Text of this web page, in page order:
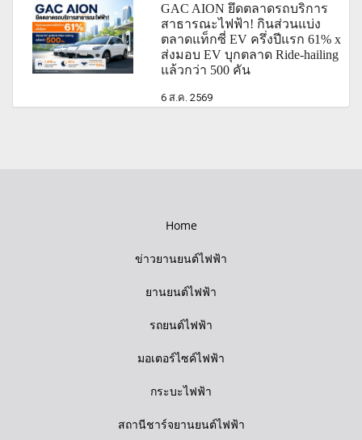
GAC AION ยึดตลาดรถบริการ
สาธารณะไฟฟ้า! กินส่วนแบ่ง
ตลาดแท็กซี่ EV ครึ่งปีแรก 61% x
ส่งมอบ EV บุกตลาด Ride-hailing
แล้วกว่า 500 คัน
6 ส.ค. 2569
Home
ข่าวยานยนต์ไฟฟ้า
ยานยนต์ไฟฟ้า
รถยนต์ไฟฟ้า
มอเตอร์ไซค์ไฟฟ้า
กระบะไฟฟ้า
สถานีชาร์จยานยนต์ไฟฟ้า